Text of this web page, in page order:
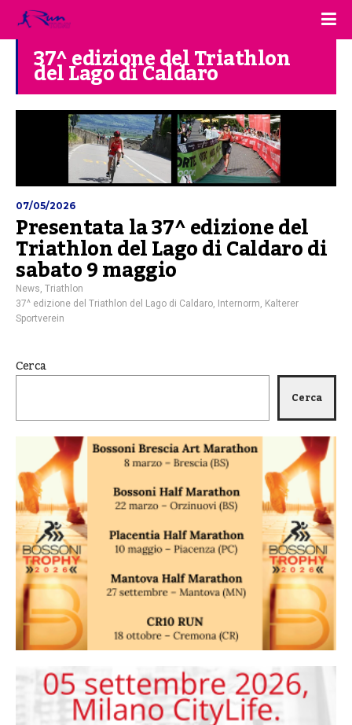
37^ edizione del Triathlon
del Lago di Caldaro
07/05/2026
Presentata la 37^ edizione del
Triathlon del Lago di Caldaro di
sabato 9 maggio
News Triathlon
37^ edizione del Triathlon del Lago di Caldaro Internorm Kalterer
Sportverein
Cerca
Cerca